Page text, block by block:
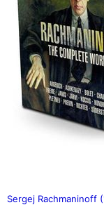
Sergej Rachmaninoff